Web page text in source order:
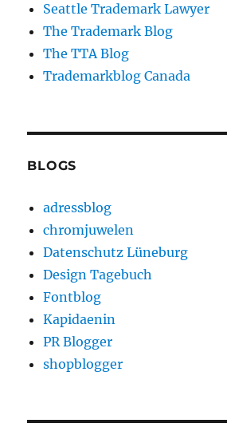
Seattle Trademark Lawyer
The Trademark Blog
The TTA Blog
Trademarkblog Canada
BLOGS
adressblog
chromjuwelen
Datenschutz Lüneburg
Design Tagebuch
Fontblog
Kapidaenin
PR Blogger
shopblogger